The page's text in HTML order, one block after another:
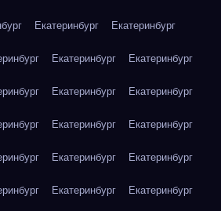
Екатеринбург Екатеринбург
Екатеринбург Екатеринбург
Екатеринбург Екатеринбург
Екатеринбург Екатеринбург
Екатеринбург Екатеринбург
Екатеринбург Екатеринбург